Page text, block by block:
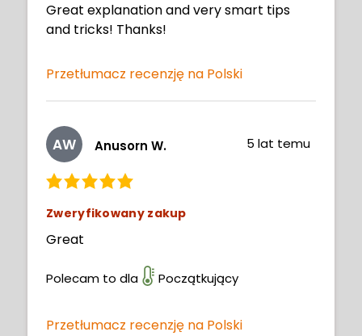
Great explanation and very smart tips
and tricks! Thanks!
Przetłumacz recenzję na Polski
AW Anusorn W. 5 lat temu
Zweryfikowany zakup
Great
Polecam to dla Początkujący
Przetłumacz recenzję na Polski